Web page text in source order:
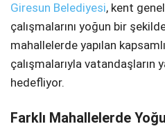
METEOROLOJI
SPOR
SERVISLER
Giresun Belediyesi, kent
çalışmalarını yoğun bir
mahallelerde yapılan
çalışmalarıyla vatandaşların
hedefliyor.
Farklı Mahallelerde